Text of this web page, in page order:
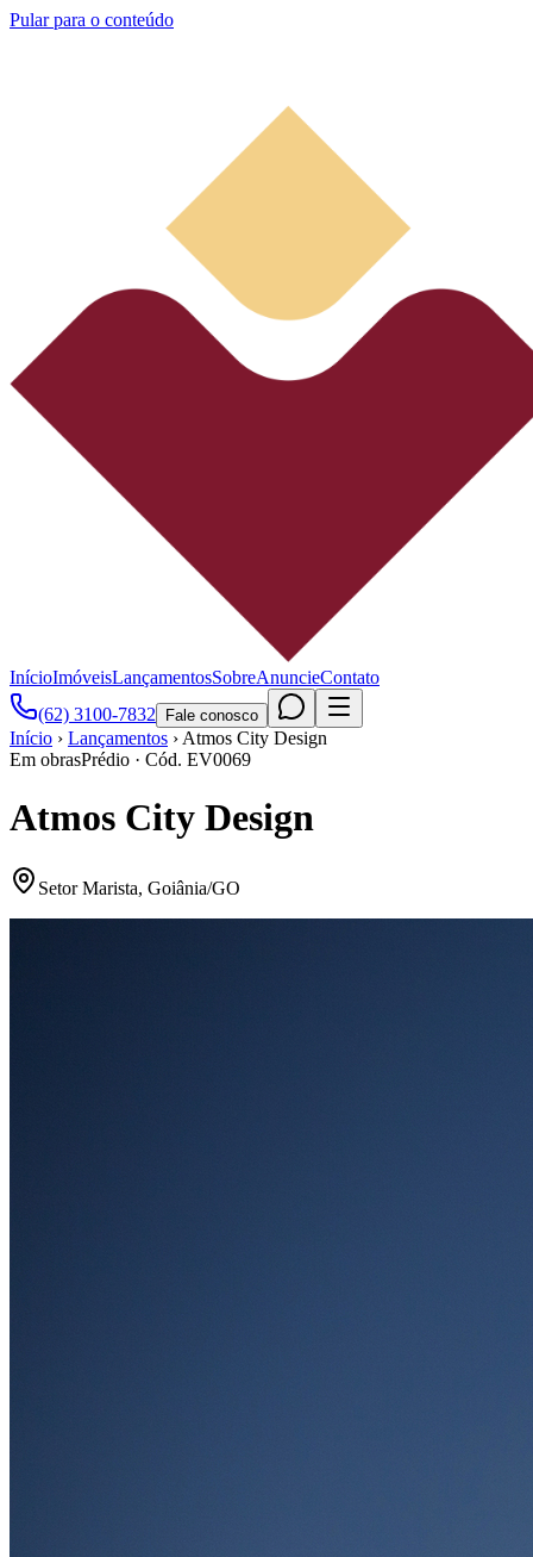
Pular para o conteúdo
InícioImóveisLançamentosSobreAnuncieContato
(62) 3100-7832
Fale conosco
Início › Lançamentos › Atmos City Design
Em obrasPrédio · Cód. EV0069
Atmos City Design
Setor Marista, Goiânia/GO